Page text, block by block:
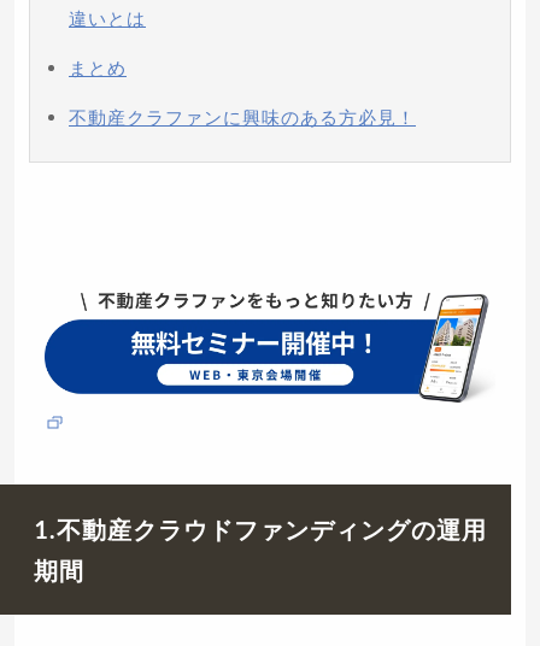
違いとは
まとめ
不動産クラファンに興味のある方必見！
1.不動産クラウドファンディングの運用
期間